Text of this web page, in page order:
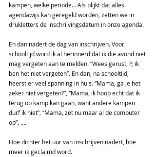
kampen, welke periode... Als blijkt dat alles
agendawijs kan geregeld worden, zetten we in
drukletters de inschrijvingsdatum in onze agenda.
En dan nadert de dag van inschrijven. Voor
schooltijd word ik al herinnerd dat ik die avond niet
mag vergeten aan te melden. “Wees gerust, P, ik
ben het niet vergeten”. En dan, na schooltijd,
heerst er veel spanning in huis. “Mama, ga je het
zeker niet vergeten?”, “Mama, ik hoop echt dat ik
terug op kamp kan gaan, want andere kampen
durf ik niet”, “Mama, zet nu maar al de computer
op”, ….
Hoe dichter het uur van inschrijven nadert, hoe
meer ik geclaimd word.